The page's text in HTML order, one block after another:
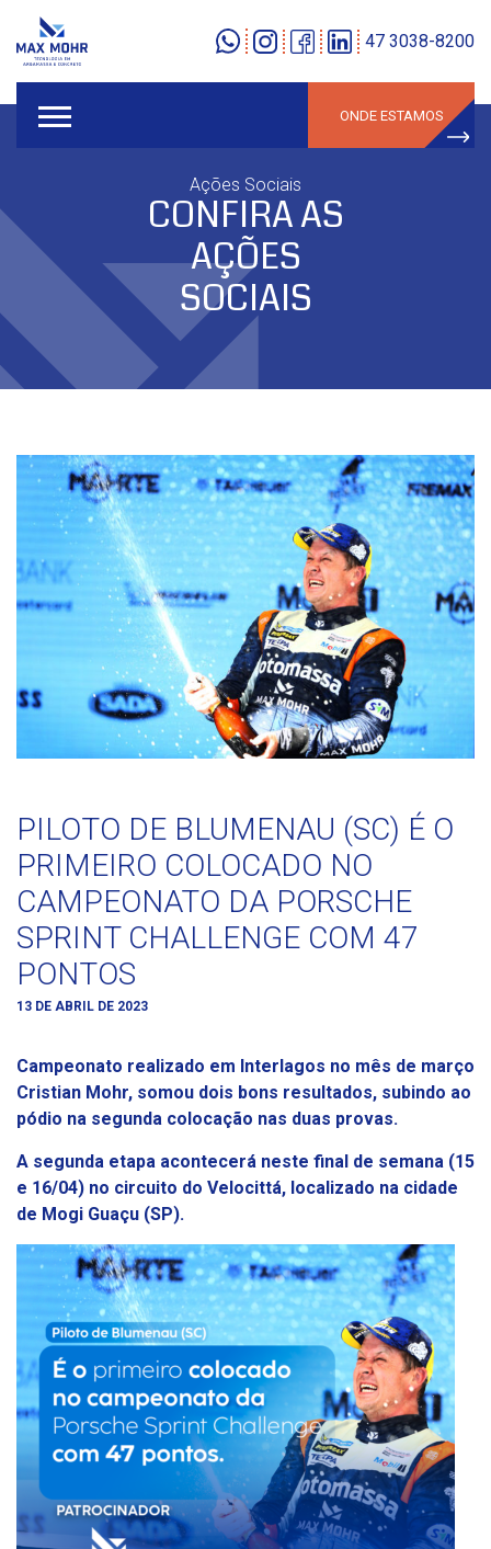
47 3038-8200
ONDE ESTAMOS
Ações Sociais
CONFIRA AS
AÇÕES
SOCIAIS
PILOTO DE BLUMENAU (SC) É O
PRIMEIRO COLOCADO NO
CAMPEONATO DA PORSCHE
SPRINT CHALLENGE COM 47
PONTOS
13 DE ABRIL DE 2023
Campeonato realizado em Interlagos no mês de março
Cristian Mohr, somou dois bons resultados, subindo ao
pódio na segunda colocação nas duas provas.
A segunda etapa acontecerá neste final de semana (15
e 16/04) no circuito do Velocittá, localizado na cidade
de Mogi Guaçu (SP).